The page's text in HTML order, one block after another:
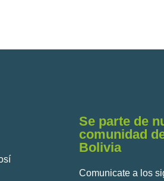
Se parte de
comunidad
Bolivia
Comunicate a los